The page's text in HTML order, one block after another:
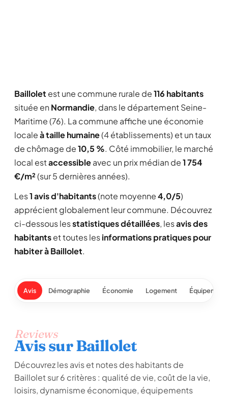
Baillolet est une commune rurale de116 habitants
située en Normandie, dans le département Seine-
Maritime (76). La commune affiche une économie
localeà taille humaine(4 établissements) et un taux
de chômage de10,5 %. Côté immobilier, le marché
local estaccessibleavec un prix médian de1 754
€/m²(sur 5 dernières années).
Les1 avis d'habitants(note moyenne4,0/5)
apprécient globalement leur commune. Découvrez
ci-dessous lesstatistiques détaillées, lesavis des
habitantset toutes lesinformations pratiques pour
habiter à Baillolet.
Avis Démographie Économie Logement
Reviews
Avis sur Baillolet
Découvrez les avis et notes des habitants de
Baillolet sur 6 critères : qualité de vie, coût de la vie,
loisirs, dynamisme économique, équipements